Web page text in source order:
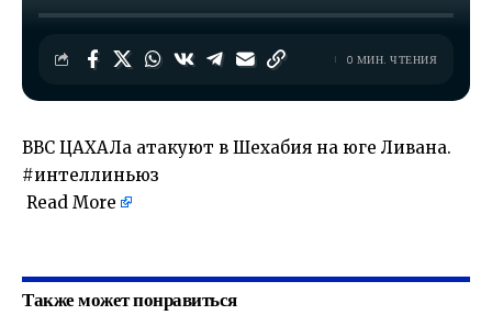
0 МИН. ЧТЕНИЯ
ВВС ЦАХАЛа атакуют в Шехабия на юге Ливана.
#интеллиньюз
Read More
Также может понравиться